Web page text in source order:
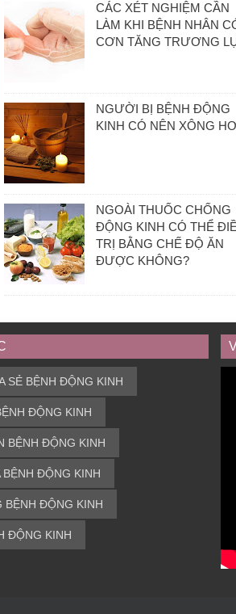
CÁC XÉT NGHIỆM CẦN
LÀM KHI BỆNH NHÂN
CƠN TĂNG TRƯƠNG
NGƯỜI BỊ BỆNH ĐỘNG
KINH CÓ NÊN XÔNG
NGOÀI THUỐC CHỐNG
ĐỘNG KINH CÓ THỂ
TRỊ BẰNG CHẾ ĐỘ ĂN
ĐƯỢC KHÔNG?
SẺ BỆNH ĐỘNG KINH
ĐỘNG KINH
BỆNH ĐỘNG KINH
ĐỘNG KINH
BỆNH ĐỘNG KINH
ĐỘNG KINH